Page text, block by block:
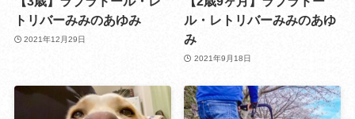
トリバーみみのあゆみ
2021年12月29日
ル・レトリバーみみのあゆ
み
2021年9月18日